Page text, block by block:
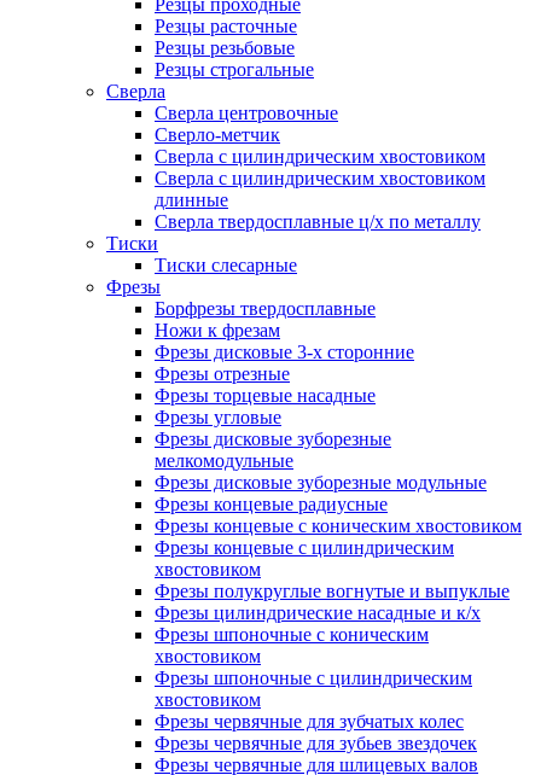
Резцы проходные
Резцы расточные
Резцы резьбовые
Резцы строгальные
Сверла
Сверла центровочные
Сверло-метчик
Сверла с цилиндрическим хвостовиком
Сверла с цилиндрическим хвостовиком
длинные
Сверла твердосплавные ц/х по металлу
Тиски
Тиски слесарные
Фрезы
Борфрезы твердосплавные
Ножи к фрезам
Фрезы дисковые 3-х сторонние
Фрезы отрезные
Фрезы торцевые насадные
Фрезы угловые
Фрезы дисковые зуборезные
мелкомодульные
Фрезы дисковые зуборезные модульные
Фрезы концевые радиусные
Фрезы концевые с коническим хвостовиком
Фрезы концевые с цилиндрическим
хвостовиком
Фрезы полукруглые вогнутые и выпуклые
Фрезы цилиндрические насадные и к/х
Фрезы шпоночные с коническим
хвостовиком
Фрезы шпоночные с цилиндрическим
хвостовиком
Фрезы червячные для зубчатых колес
Фрезы червячные для зубьев звездочек
Фрезы червячные для шлицевых валов